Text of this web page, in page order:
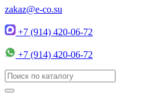
zakaz@e-co.su
+7 (914) 420-06-72
+7 (914) 420-06-72